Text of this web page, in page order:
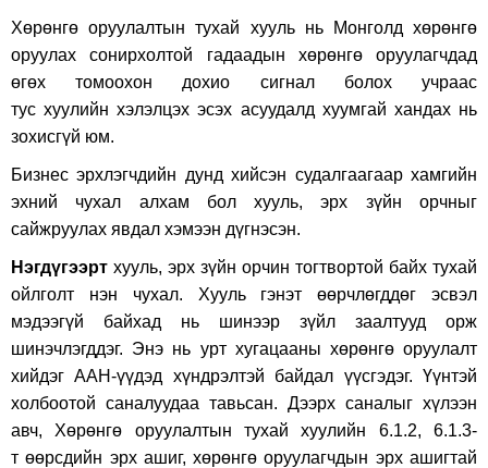
Хөрөнгө оруулалтын тухай хууль нь Монголд хөрөнгө
оруулах сонирхолтой гадаадын хөрөнгө оруулагчдад
өгөх томоохон дохио сигнал болох учраас
тус хуулийн хэлэлцэх эсэх асуудалд хуумгай хандах нь
зохисгүй юм.
Бизнес эрхлэгчдийн дунд хийсэн судалгаагаар хамгийн
эхний чухал алхам бол хууль, эрх зүйн орчныг
сайжруулах явдал хэмээн дүгнэсэн.
Нэгдүгээрт хууль, эрх зүйн орчин тогтвортой байх тухай
ойлголт нэн чухал. Хууль гэнэт өөрчлөгддөг эсвэл
мэдээгүй байхад нь шинээр зүйл заалтууд орж
шинэчлэгддэг. Энэ нь урт хугацааны хөрөнгө оруулалт
хийдэг ААН-үүдэд хүндрэлтэй байдал үүсгэдэг. Үүнтэй
холбоотой саналуудаа тавьсан. Дээрх саналыг хүлээн
авч, Хөрөнгө оруулалтын тухай хуулийн 6.1.2, 6.1.3-
т өөрсдийн эрх ашиг, хөрөнгө оруулагчдын эрх ашигтай